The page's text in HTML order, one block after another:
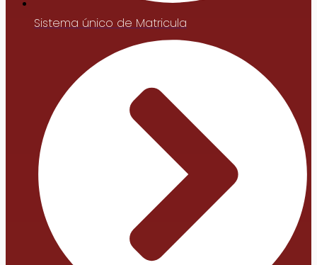
Sistema único de Matricula